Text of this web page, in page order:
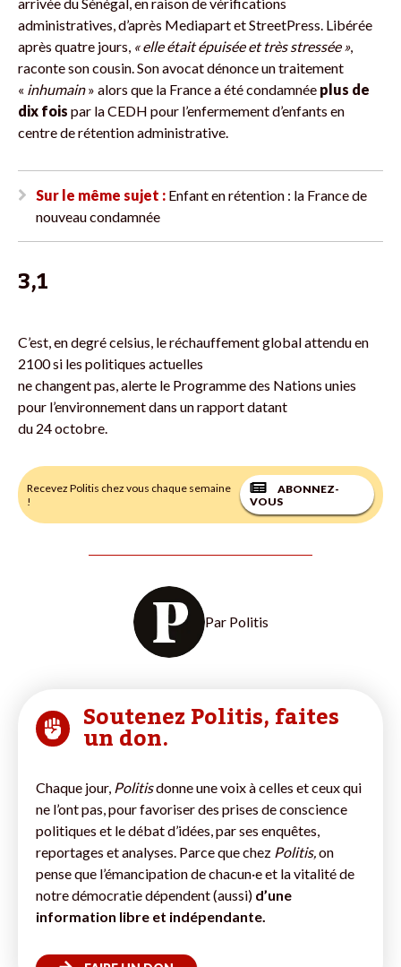
administratives, d’après Mediapart et StreetPress. Libérée
après quatre jours, « elle était épuisée et très stressée »,
raconte son cousin. Son avocat dénonce un traitement
« inhumain» alors que la France a été condamnée plus de
dix fois par la CEDH pour l’enfermement d’enfants en
centre de rétention administrative.
Sur le même sujet : Enfant en rétention : la France de
nouveau condamnée
3,1
C’est, en degré celsius, le réchauffement global attendu en
2100 si les politiques actuelles
ne changent pas, alerte le Programme des Nations unies
pour l’environnement dans un rapport datant
du 24 octobre.
Recevez Politis chez vous chaque semaine
!
ABONNEZ-
VOUS
Par Politis
Soutenez Politis, faites
un don.
Chaque jour, Politisdonne une voix à celles et ceux qui
ne l’ont pas, pour favoriser des prises de conscience
politiques et le débat d’idées, par ses enquêtes,
reportages et analyses. Parce que chez Politis, on
pense que l’émancipation de chacun·e et la vitalité de
notre démocratie dépendent (aussi) d’une
information libre et indépendante.